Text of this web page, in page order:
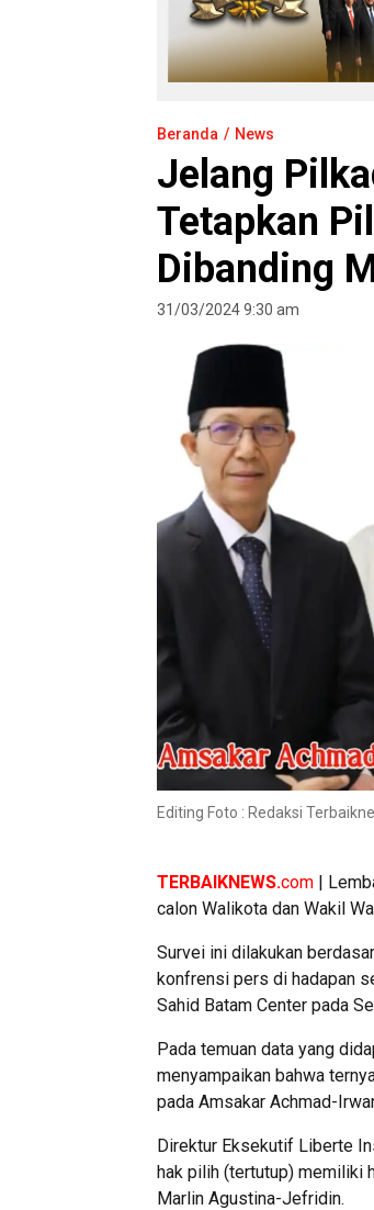
Beranda News
Jelang
Tetapkan
Dibanding
31/03/2024 9:30 am
Editing Foto : Redaksi
TERBAIKNEWS.com |
calon Walikota dan Wakil
Survei ini dilakukan
konfrensi pers di hadapan
Sahid Batam Center pada
Pada temuan data yang
menyampaikan bahwa
pada Amsakar Achmad-
Direktur Eksekutif Liberte
hak pilih (tertutup) memiliki
Marlin Agustina-Jefridin.